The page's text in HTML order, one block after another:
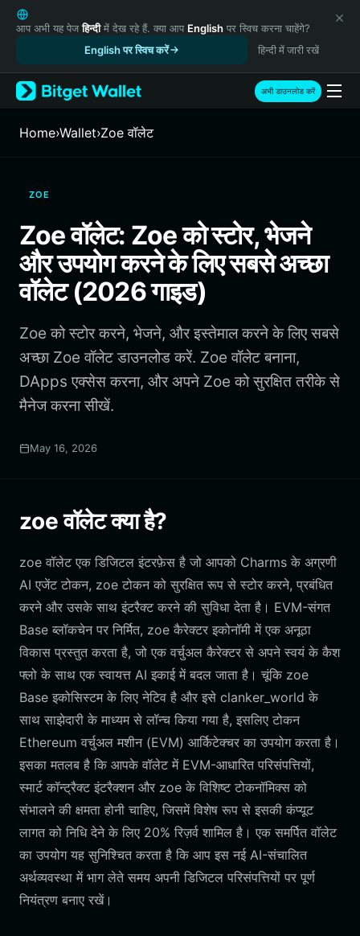
English
日本語
Русский
Español (Latinoamérica)
Türkçe
Italiano
繁體中文
Português (Portugal)
Bahasa Indonesia
ภาษาไทย
Português (Brasil)
Español (Argentina)
आप अभी यह पेजहिन्दीमें देख रहे हैं. क्या आप English पर स्विच करना चाहेंगे?
English पर स्विच करें
हिन्दी में जारी रखें
अभी डाउनलोड करें
Home›Wallet›Zoe वॉलेट
ZOE
Zoe वॉलेट: Zoe को स्टोर, भेजने
और उपयोग करने के लिए सबसे अच्छा
वॉलेट (2026 गाइड)
Zoe को स्टोर करने, भेजने, और इस्तेमाल करने के लिए सबसे
अच्छा Zoe वॉलेट डाउनलोड करें. Zoe वॉलेट बनाना,
DApps एक्सेस करना, और अपने Zoe को सुरक्षित तरीके से
मैनेज करना सीखें.
May 16, 2026
zoe वॉलेट क्या है?
zoe वॉलेट एक डिजिटल इंटरफ़ेस है जो आपको Charms के अग्रणी
AI एजेंट टोकन, zoe टोकन को सुरक्षित रूप से स्टोर करने, प्रबंधित
करने और उसके साथ इंटरैक्ट करने की सुविधा देता है। EVM-संगत
Base ब्लॉकचेन पर निर्मित, zoe कैरेक्टर इकोनॉमी में एक अनूठा
विकास प्रस्तुत करता है, जो एक वर्चुअल कैरेक्टर से अपने स्वयं के कैश
फ्लो के साथ एक स्वायत्त AI इकाई में बदल जाता है। चूंकि zoe
Base इकोसिस्टम के लिए नेटिव है और इसे clanker_world के
साथ साझेदारी के माध्यम से लॉन्च किया गया है, इसलिए टोकन
Ethereum वर्चुअल मशीन (EVM) आर्किटेक्चर का उपयोग करता है।
इसका मतलब है कि आपके वॉलेट में EVM-आधारित परिसंपत्तियों,
स्मार्ट कॉन्ट्रैक्ट इंटरैक्शन और zoe के विशिष्ट टोकनॉमिक्स को
संभालने की क्षमता होनी चाहिए, जिसमें विशेष रूप से इसकी कंप्यूट
लागत को निधि देने के लिए 20% रिज़र्व शामिल है। एक समर्पित वॉलेट
का उपयोग यह सुनिश्चित करता है कि आप इस नई AI-संचालित
अर्थव्यवस्था में भाग लेते समय अपनी डिजिटल परिसंपत्तियों पर पूर्ण
नियंत्रण बनाए रखें।